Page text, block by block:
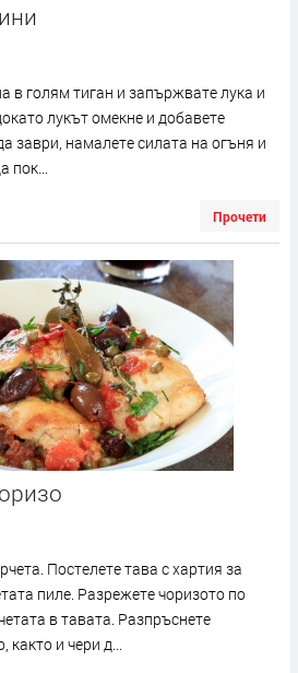
в голям тиган и запържвате лука и
лукът омекне и добавете
заври, намалете силата на огъня и
пок...
Прочети
Постелете тава с хартия за
пиле. Разрежете чоризото по
в тавата. Разпръснете
както и чери д...